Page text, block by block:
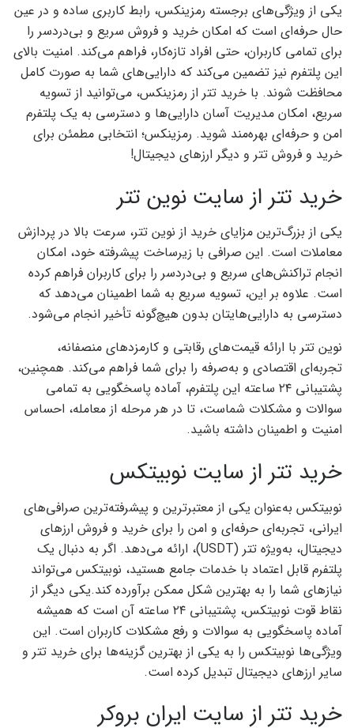
یکی از ویژگی‌های برجسته رمزینکس، رابط کاربری ساده و در عین
حال حرفه‌ای است که امکان خرید و فروش سریع و بی‌دردسر را
برای تمامی کاربران، حتی افراد تازه‌کار، فراهم می‌کند. امنیت بالای
این پلتفرم نیز تضمین می‌کند که دارایی‌های شما به صورت کامل
محافظت شوند. با خرید تتر از رمزینکس، می‌توانید از تسویه
سریع، امکان مدیریت آسان دارایی‌ها و دسترسی به یک پلتفرم
امن و حرفه‌ای بهره‌مند شوید. رمزینکس؛ انتخابی مطمئن برای
خرید و فروش تتر و دیگر ارزهای دیجیتال!
خرید تتر از سایت نوین تتر
یکی از بزرگ‌ترین مزایای خرید از نوین تتر، سرعت بالا در پردازش
معاملات است. این صرافی با زیرساخت پیشرفته خود، امکان
انجام تراکنش‌های سریع و بی‌دردسر را برای کاربران فراهم کرده
است. علاوه بر این، تسویه سریع به شما اطمینان می‌دهد که
دسترسی به دارایی‌هایتان بدون هیچ‌گونه تأخیر انجام می‌شود.
نوین تتر با ارائه قیمت‌های رقابتی و کارمزدهای منصفانه،
تجربه‌ای اقتصادی و به‌صرفه را برای شما فراهم می‌کند. همچنین،
پشتیبانی ۲۴ ساعته این پلتفرم، آماده پاسخگویی به تمامی
سوالات و مشکلات شماست، تا در هر مرحله از معامله، احساس
امنیت و اطمینان داشته باشید.
خرید تتر از سایت نوبیتکس
نوبیتکس به‌عنوان یکی از معتبرترین و پیشرفته‌ترین صرافی‌های
ایرانی، تجربه‌ای حرفه‌ای و امن را برای خرید و فروش ارزهای
دیجیتال، به‌ویژه تتر (USDT)، ارائه می‌دهد. اگر به دنبال یک
پلتفرم قابل اعتماد با خدمات جامع هستید، نوبیتکس می‌تواند
نیازهای شما را به بهترین شکل ممکن برآورده کند.یکی دیگر از
نقاط قوت نوبیتکس، پشتیبانی ۲۴ ساعته آن است که همیشه
آماده پاسخگویی به سوالات و رفع مشکلات کاربران است. این
ویژگی‌ها نوبیتکس را به یکی از بهترین گزینه‌ها برای خرید تتر و
سایر ارزهای دیجیتال تبدیل کرده است.
خرید تتر از سایت ایران بروکر